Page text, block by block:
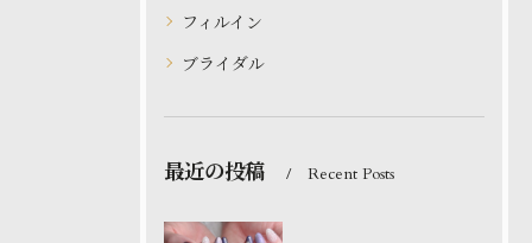
フィルイン
ブライダル
最近の投稿 Recent Posts